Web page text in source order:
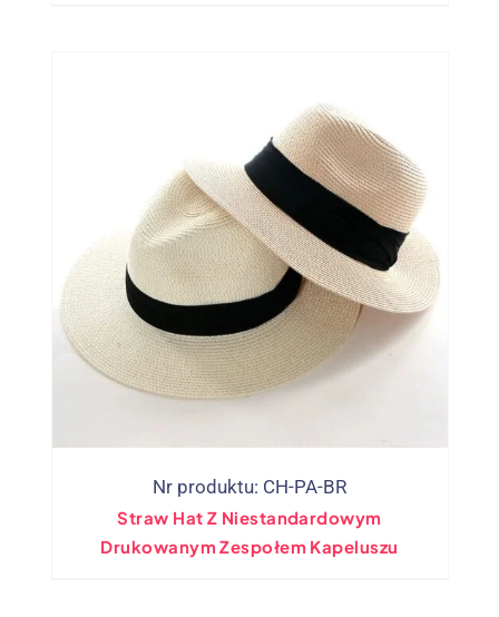
Nr produktu: CH-PA-BR
Straw Hat Z Niestandardowym
Drukowanym Zespołem Kapeluszu